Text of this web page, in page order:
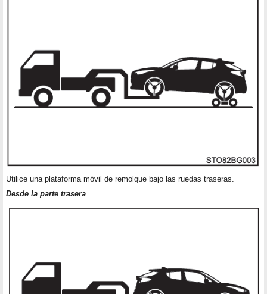
Utilice una plataforma móvil de remolque bajo las ruedas traseras.
Desde la parte trasera